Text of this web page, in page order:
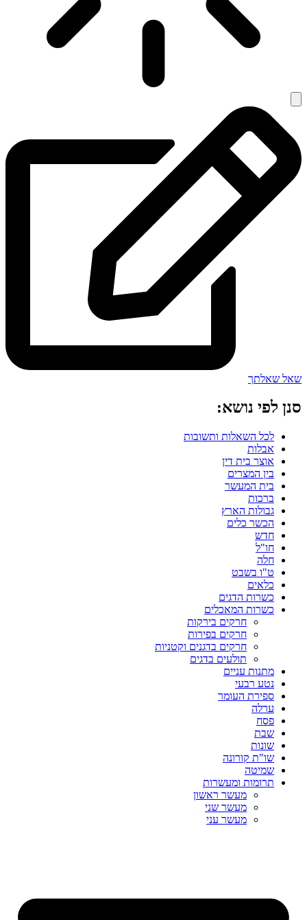
שאל שאלתך
סנן לפי נושא:
לכל השאלות ותשובות
אבלות
אוצר בית דין
בין המצרים
בית המעשר
ברכות
גבולות הארץ
הכשר כלים
חדש
חו"ל
חלה
ט"ו בשבט
כלאים
כשרות הדגים
כשרות המאכלים
חרקים בירקות
חרקים בפירות
חרקים בדגנים וקטניות
תולעים בדגים
מתנות עניים
נטע רבעי
ספירת העומר
ערלה
פסח
שבת
שונות
שו"ת קורונה
שמיטה
תרומות ומעשרות
מעשר ראשון
מעשר שני
מעשר עני